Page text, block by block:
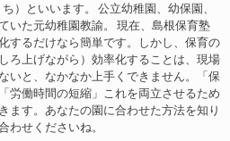
）といいます。 公立幼稚園、幼保園、
いた元幼稚園教諭。 現在、島根保育塾
するだけなら簡単です。しかし、保育の
ろ上げながら）効率化することは、現場
いと、なかなか上手くできません。「保
労働時間の短縮」これを両立させるため
ます。あなたの園に合わせた方法を知り
わせくださいね。